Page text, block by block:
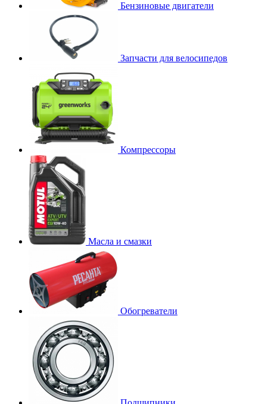
Бензиновые двигатели
Запчасти для велосипедов
Компрессоры
Масла и смазки
Обогреватели